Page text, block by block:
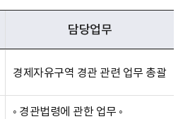
담당업무
경제자유구역 경관 관련 업무 총괄
◦ 경관법령에 관한 업무 ◦